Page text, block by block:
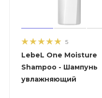
5
LebeL One Moisture
Shampoo - Шампунь
увлажняющий